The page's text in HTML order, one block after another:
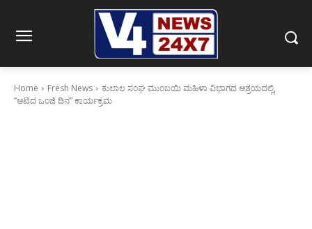
Home Fresh News
ಕುಲಾಲ ಸಂಘ ಮುಂಬಯಿ ಮಹಿಳಾ ವಿಭಾಗದ ಆಶ್ರಯದಲ್ಲಿ,
”ಆಟಿದ ಒಂಜಿ ದಿನ” ಕಾರ್ಯಕ್ರಮ